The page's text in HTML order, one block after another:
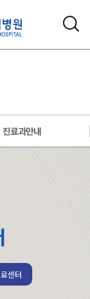
진료과안내
센터